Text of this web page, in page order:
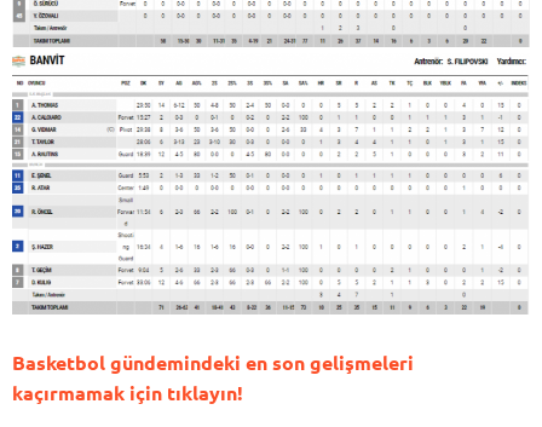
Basketbol gündemindeki en son gelişmeleri
kaçırmamak için tıklayın!